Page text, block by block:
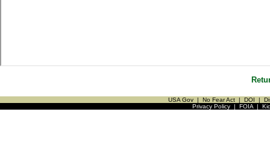
USA Gov | No Fear Act | DOI |
Privacy Policy| FOIA|